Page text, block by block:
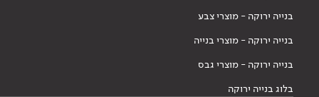
בנייה ירוקה - מוצרי צבע
בנייה ירוקה - מוצרי בנייה
בנייה ירוקה - מוצרי גבס
בלוג בנייה ירוקה